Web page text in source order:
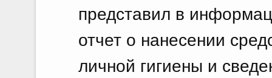
представил в
отчет о нанесении
личной гигиены и